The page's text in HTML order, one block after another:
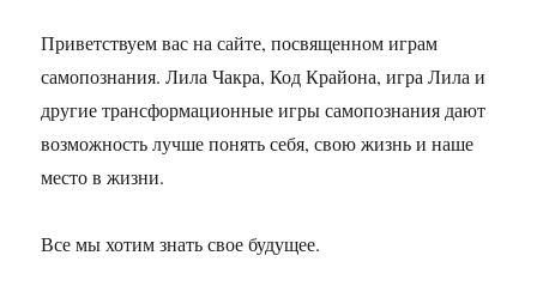
Приветствуем вас на сайте, посвященном играм
самопознания. Лила Чакра, Код Крайона, игра Лила и
другие трансформационные игры самопознания дают
возможность лучше понять себя, свою жизнь и наше
место в жизни.
Все мы хотим знать свое будущее.